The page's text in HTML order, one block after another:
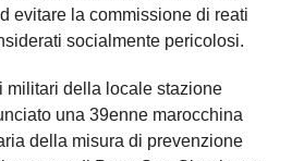
evitare la commissione di reati
socialmente pericolosi.
militari della locale stazione
una 39enne marocchina
della misura di prevenzione